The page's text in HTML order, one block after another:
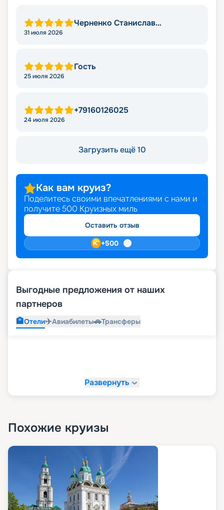
Черненко Станислав
31 июля 2026
Гость
25 июля 2026
+79160126025
24 июля 2026
Загрузить ещё 10
Как вам круиз?
Поделитесь своими впечатлениями с нами и
получите 500 Круизных миль
Оставить отзыв
+500
Выгодные предложения от наших
партнеров
🏨Отели✈️Авиабилеты🚗Трансферы
Развернуть
Похожие круизы